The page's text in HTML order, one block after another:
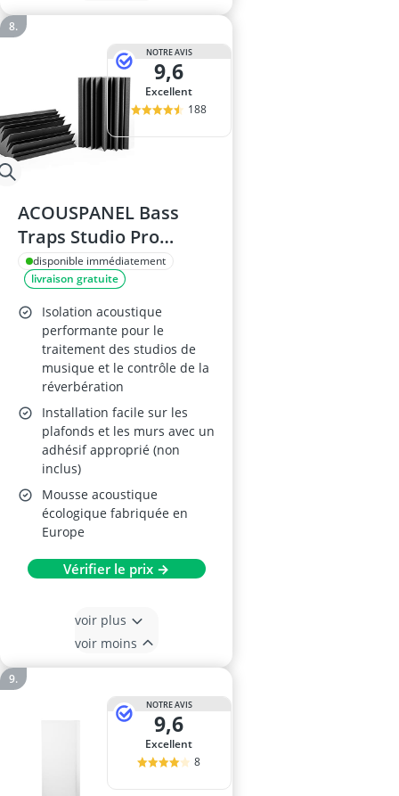
NOTRE AVIS
9,6
Excellent
188
ACOUSPANEL Bass
Traps Studio Pro
59x30x30cm Gris
Anthracite
disponible immédiatement
livraison gratuite
Isolation acoustique
performante pour le
traitement des studios de
musique et le contrôle de la
réverbération
Installation facile sur les
plafonds et les murs avec un
adhésif approprié (non
inclus)
Mousse acoustique
écologique fabriquée en
Europe
Vérifier le prix →
voir plus
voir moins
NOTRE AVIS
9,6
Excellent
8